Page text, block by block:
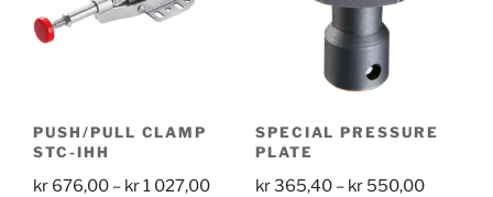
PUSH/PULL CLAMP
STC-IHH
kr 676,00 – kr1 027,00Price
SPECIAL PRESSURE
PLATE
kr365,40 – kr550,00Price